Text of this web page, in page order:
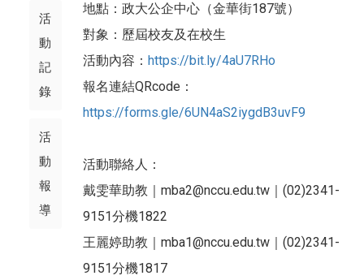
活
動
記
錄
活
動
報
導
地點：政大公企中心（金華街187號）
對象：歷屆校友及在校生
活動內容： https://bit.ly/4aU7RHo
報名連結QRcode：
https://forms.gle/6UN4aS2iygdB3uvF9
活動聯絡人：
戴雯華助教｜mba2@nccu.edu.tw｜(02)2341-
9151分機1822
王麗婷助教｜mba1@nccu.edu.tw｜(02)2341-
9151分機1817